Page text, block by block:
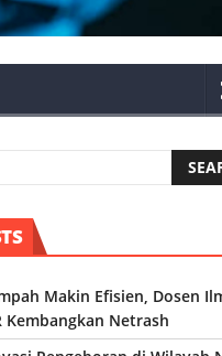
Makin Efisien, Dosen
Kembangkan Netrash